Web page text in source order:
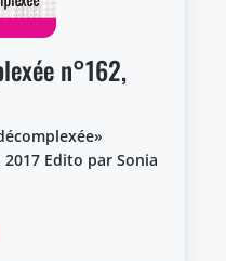
n°162,
2017 Edito par Sonia